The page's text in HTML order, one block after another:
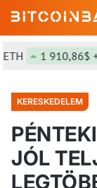
1 910,86$
KERESKEDELEM
JÓL